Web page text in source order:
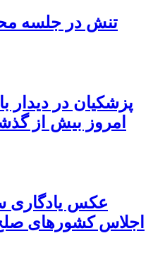
تنش در جلسه
پزشکیان در
امروز بیش از
عکس یادگاری
اجلاس کشور‌های صلح